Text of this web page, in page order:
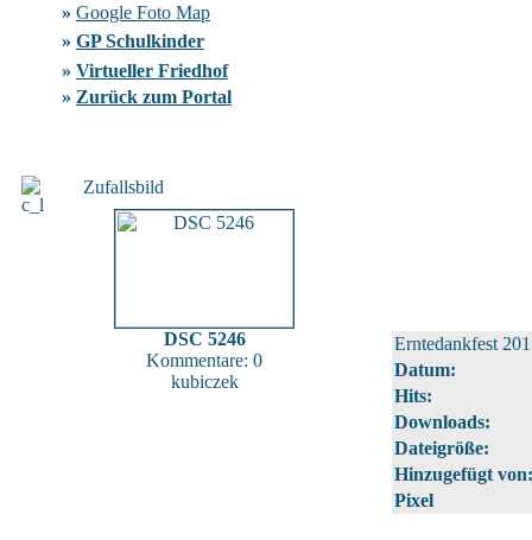
» Google Foto Map
» GP Schulkinder
» Virtueller Friedhof
» Zurück zum Portal
Zufallsbild
DSC 5246
Kommentare: 0
kubiczek
Erntedankfest
Datum:
Hits:
Downloads:
Dateigröße:
Hinzugefügt von:
Pixel